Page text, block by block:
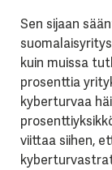
Sen sijaan
kuin muissa
prosenttia
kyberturvaa
viittaa siihen,